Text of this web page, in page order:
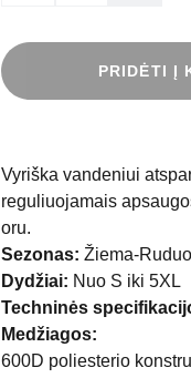
PRIDĖTI Į
Vyriška vandeniui
reguliuojamais
oru.
Sezonas: Žiema-Ruduo
Dydžiai: Nuo S iki 5XL
Techninės
Medžiagos:
600D poliesterio